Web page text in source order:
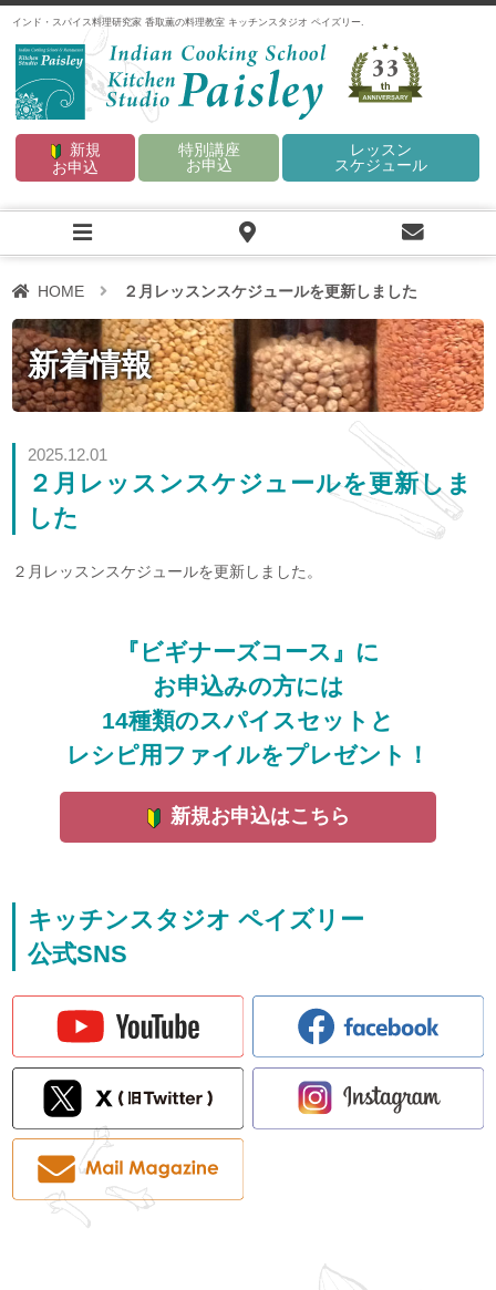
インド・スパイス料理研究家 香取薫の料理教室 キッチンスタジオ ペイズリー.
33
新規
お申込
特別講座
お申込
レッスン
スケジュール
HOME ２月レッスンスケジュールを更新しました
新着情報
2025.12.01
２月レッスンスケジュールを更新しま
した
２月レッスンスケジュールを更新しました。
『ビギナーズコース』に
お申込みの方には
14種類のスパイスセットと
レシピ用ファイルをプレゼント！
新規お申込はこちら
キッチンスタジオ ペイズリー
公式SNS